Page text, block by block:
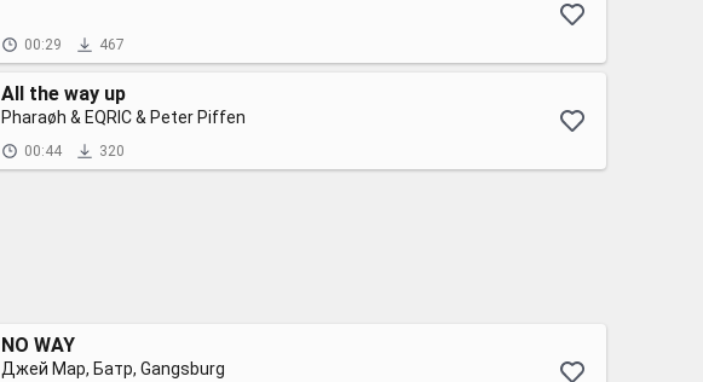
00:29 467
All the way up
Pharaøh & EQRIC & Peter Piffen
00:44 320
NO WAY
Джей Мар, Батр, Gangsburg